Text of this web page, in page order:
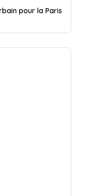
pour la Paris